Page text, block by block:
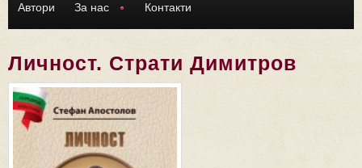
Автори За нас Контакти
Личност. Страти Димитров